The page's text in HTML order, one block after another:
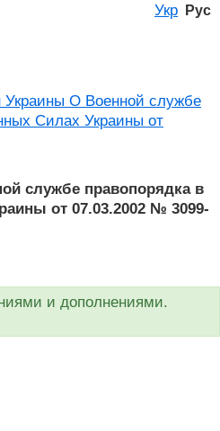
Укр Рус
Украины О Военной службе
Силах Украины от
службе правопорядка в
от 07.03.2002 № 3099-
и дополнениями.